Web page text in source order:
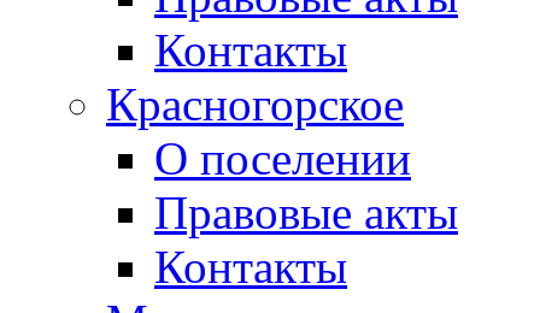
Контакты
Красногорское
О поселении
Правовые акты
Контакты